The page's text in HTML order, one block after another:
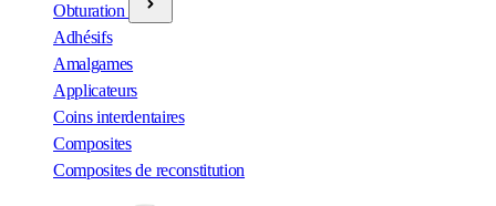
Obturation
Adhésifs
Amalgames
Applicateurs
Coins interdentaires
Composites
Composites de reconstitution